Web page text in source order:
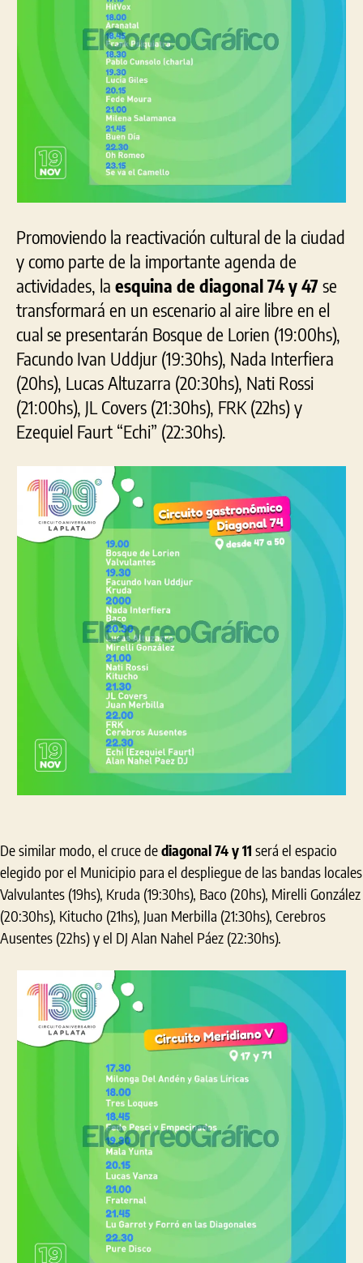
Promoviendo la reactivación cultural de la ciudad
y como parte de la importante agenda de
actividades, la esquina de diagonal 74 y 47se
transformará en un escenario al aire libre en el
cual se presentarán Bosque de Lorien (19:00hs),
Facundo Ivan Uddjur (19:30hs), Nada Interfiera
(20hs), Lucas Altuzarra (20:30hs), Nati Rossi
(21:00hs), JL Covers (21:30hs), FRK (22hs) y
Ezequiel Faurt “Echi” (22:30hs).
De similar modo, el cruce dediagonal 74 y 11 será el espacio
elegido por el Municipio para el despliegue de las bandas locales
Valvulantes (19hs), Kruda (19:30hs), Baco (20hs), Mirelli González
(20:30hs), Kitucho (21hs), Juan Merbilla (21:30hs), Cerebros
Ausentes (22hs) y el DJ Alan Nahel Páez (22:30hs).